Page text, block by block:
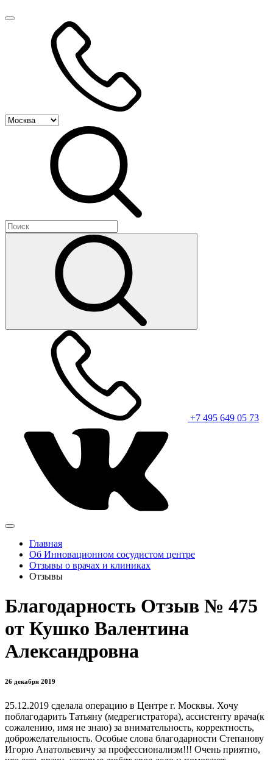
+7 495 649 05 73
Главная
Об Инновационном сосудистом центре
Отзывы о врачах и клиниках
Отзывы
Благодарность Отзыв № 475
от Кушко Валентина
Александровна
26 декабря 2019
25.12.2019 сделала операцию в Центре г. Москвы. Хочу
поблагодарить Татьяну (медрегистратора), ассистенту врача(к
сожалению, имя не знаю) за внимательность, корректность,
доброжелательность. Особые слова благодарности Степанову
Игорю Анатольевичу за профессионализм!!! Очень приятно,